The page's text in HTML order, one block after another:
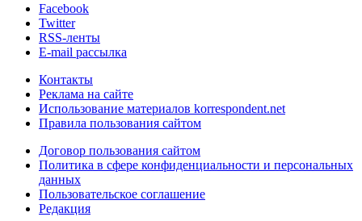
Facebook
Twitter
RSS-ленты
E-mail рассылка
Контакты
Реклама на сайте
Использование материалов korrespondent.net
Правила пользования сайтом
Договор пользования сайтом
Политика в сфере конфиденциальности и персональных
данных
Пользовательское соглашение
Редакция